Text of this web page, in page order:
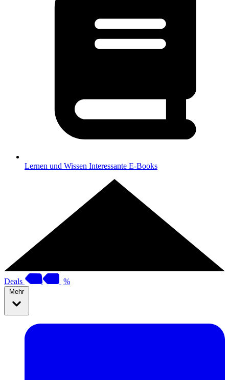
Lernen und Wissen Interessante E-Books
Deals %
Mehr